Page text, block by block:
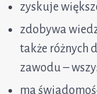
zyskuje
zdobywa
także różnych
zawodu –
ma